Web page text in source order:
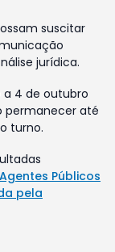
suscitar
jurídica.
a 4 de outubro
permanecer até
turno.
Públicos
pela